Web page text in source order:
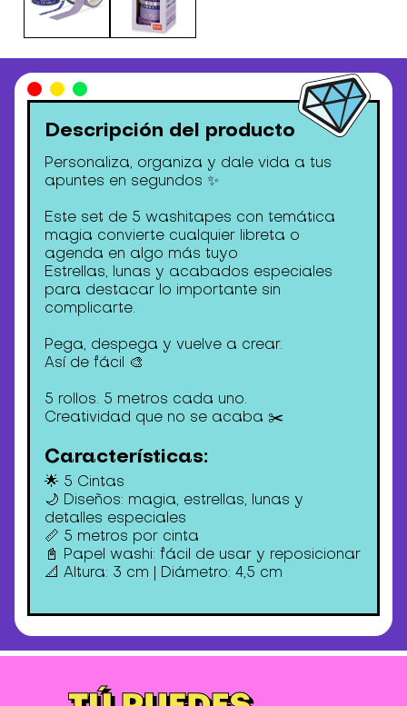
Descripción del producto
Personaliza, organiza y dale vida a tus
apuntes en segundos ✨
Este set de 5 washitapes con temática
magia convierte cualquier libreta o
agenda en algo más tuyo
Estrellas, lunas y acabados especiales
para destacar lo importante sin
complicarte.
Pega, despega y vuelve a crear.
Así de fácil 🎨
5 rollos. 5 metros cada uno.
Creatividad que no se acaba ✂️
Características:
🌟 5 Cintas
🌙 Diseños: magia, estrellas, lunas y
detalles especiales
📏 5 metros por cinta
📓 Papel washi: fácil de usar y reposicionar
📐 Altura: 3 cm | Diámetro: 4,5 cm